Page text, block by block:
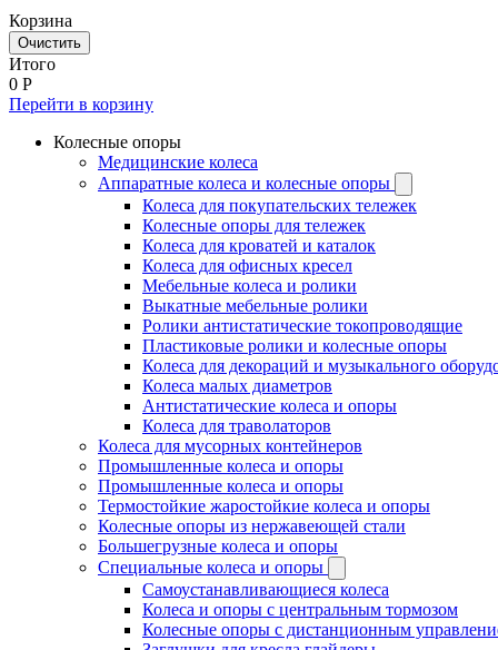
Корзина
Очистить
Итого
0 Р
Перейти в корзину
Колесные опоры
Медицинские колеса
Аппаратные колеса и колесные опоры
Колеса для покупательских тележек
Колесные опоры для тележек
Колеса для кроватей и каталок
Колеса для офисных кресел
Мебельные колеса и ролики
Выкатные мебельные ролики
Ролики антистатические токопроводящие
Пластиковые ролики и колесные опоры
Колеса для декораций и музыкального
Колеса малых диаметров
Антистатические колеса и опоры
Колеса для траволаторов
Колеса для мусорных контейнеров
Промышленные колеса и опоры
Промышленные колеса и опоры
Термостойкие жаростойкие колеса и опоры
Колесные опоры из нержавеющей стали
Большегрузные колеса и опоры
Специальные колеса и опоры
Самоустанавливающиеся колеса
Колеса и опоры с центральным тормозом
Колесные опоры с дистанционным